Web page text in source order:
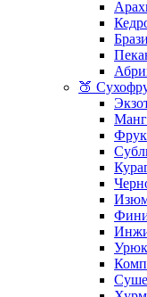
🍑
Урюк